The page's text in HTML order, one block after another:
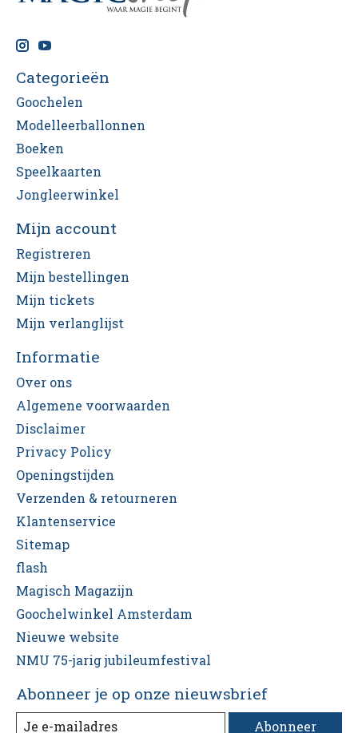
Categorieën
Goochelen
Modelleerballonnen
Boeken
Speelkaarten
Jongleerwinkel
Mijn account
Registreren
Mijn bestellingen
Mijn tickets
Mijn verlanglijst
Informatie
Over ons
Algemene voorwaarden
Disclaimer
Privacy Policy
Openingstijden
Verzenden & retourneren
Klantenservice
Sitemap
flash
Magisch Magazijn
Goochelwinkel Amsterdam
Nieuwe website
NMU 75-jarig jubileumfestival
Abonneer je op onze nieuwsbrief
Abonneer